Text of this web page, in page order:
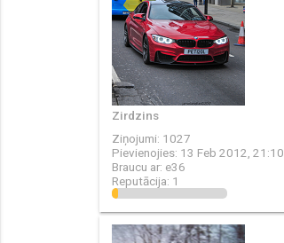
Zirdzins
Ziņojumi: 1027
Pievienojies: 13 Feb 2012, 21:10
Braucu ar: e36
Reputācija: 1